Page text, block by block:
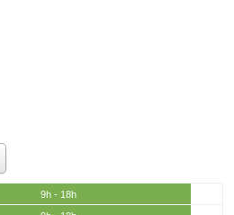
9h - 18h